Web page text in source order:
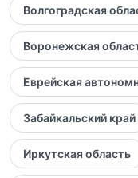
Волгоградская
Воронежская
Еврейская
Забайкальский край
Иркутская область